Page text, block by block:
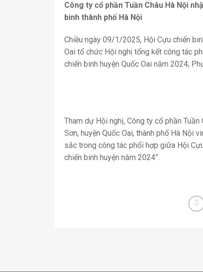
Công ty cổ phần Tuần Châu Hà Nội
binh thành phố Hà Nội
Chiều ngày 09/1/2025, Hội Cựu chiến
Oai tổ chức Hội nghị tổng kết công tác
chiến binh huyện Quốc Oai năm 2024;
Tham dự Hội nghị, Công ty cổ phần Tuần
Sơn, huyện Quốc Oai, thành phố Hà Nội
sắc trong công tác phối hợp giữa Hội
chiến binh huyện năm 2024”.